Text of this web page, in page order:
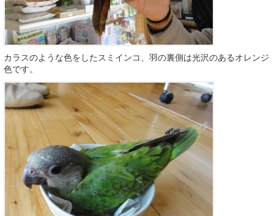
カラスのような色をしたスミインコ、羽の裏側は光沢のあるオレンジ
色です。